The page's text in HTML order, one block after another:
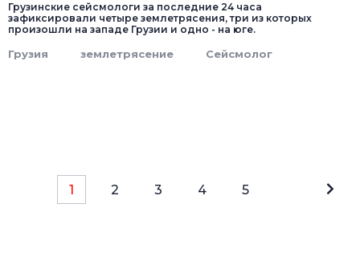
Грузинские сейсмологи за последние 24 часа
зафиксировали четыре землетрясения, три из которых
произошли на западе Грузии и одно - на юге.
Грузия землетрясение Сейсмолог
1 2 3 4 5